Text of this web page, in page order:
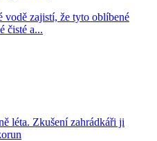
vodě zajistí, že tyto oblíbené
čisté a...
léta. Zkušení zahrádkáři ji